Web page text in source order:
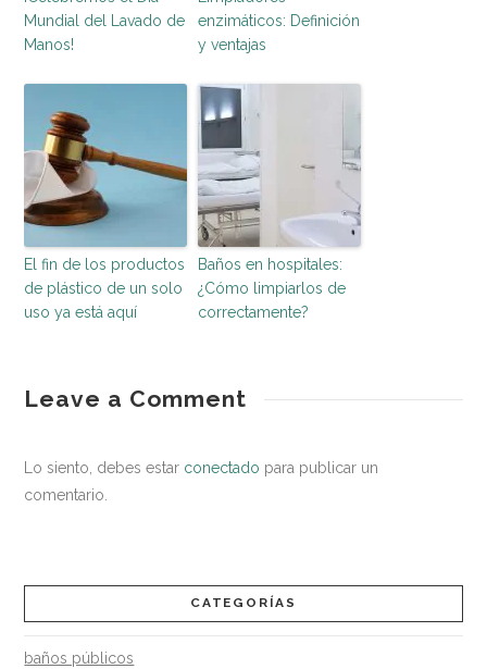
Mundial del Lavado de
Manos!
enzimáticos: Definición
y ventajas
El fin de los productos
de plástico de un solo
uso ya está aquí
Baños en hospitales:
¿Cómo limpiarlos de
correctamente?
saludable¿Cuál
la
mejor
Leave a Comment
Lo siento, debes estar conectado para publicar un
comentario.
CATEGORÍAS
baños públicos